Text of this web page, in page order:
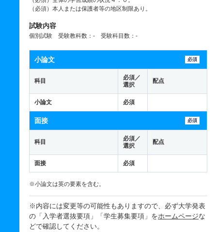
（必須）本人または保護者等の地区制限あり。
試験内容
個別試験 受験教科数：- 受験科目数：-
小論文 必須
科目
必須／
選択
配点
小論文 必須
面接 必須
科目
必須／
選択
配点
面接 必須
※小論文は英の要素を含む。
※内容には変更等の可能性もありますので、必ず大学発表
の「入学者選抜要項」「学生募集要項」をホームページな
どで確認してください。